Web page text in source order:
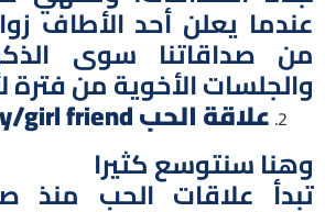
عندما يعلن أحد الأطاف
من صداقاتنا سوى
والجلسات الأخوية من فترة
علاقة الحبgirl friend
وهنا سنتوسع كثيرا
تبدأ علاقات الحب منذ